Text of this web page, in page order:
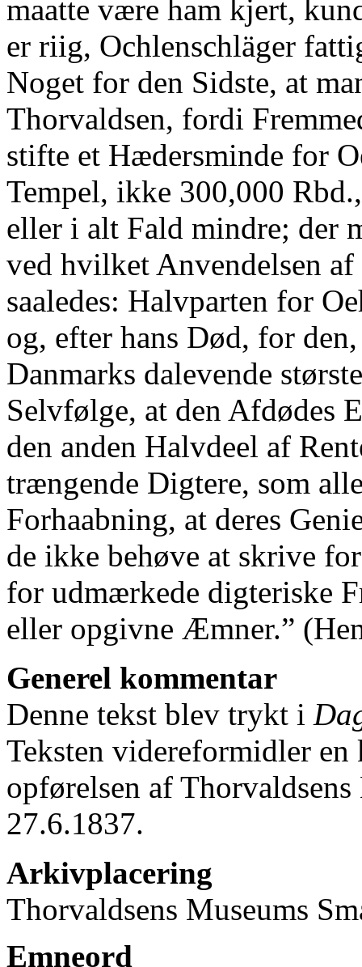
maatte være ham kjert,
er riig, Ochlenschläger
Noget for den Sidste, at
Thorvaldsen, fordi
stifte et Hædersminde for
Tempel, ikke 300,000
eller i alt Fald mindre; der
ved hvilket Anvendelsen af
saaledes: Halvparten for
og, efter hans Død, for
Danmarks dalevende
Selvfølge, at den Afdødes
den anden Halvdeel af
trængende Digtere, som
Forhaabning, at deres
de ikke behøve at skrive
for udmærkede digteriske
eller opgivne Æmner.”
Generel kommentar
Denne tekst blev trykt i
Teksten videreformidler
opførelsen af
27.6.1837.
Arkivplacering
Thorvaldsens Museums
Emneord